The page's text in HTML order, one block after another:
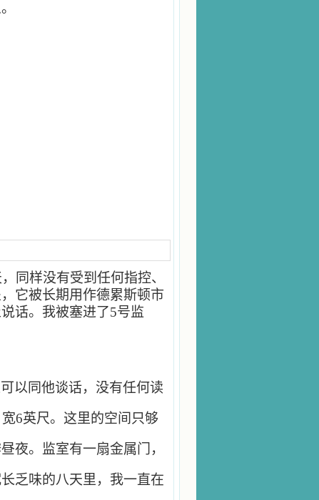
同样没有受到任何指控、
它被长期用作德累斯顿市
话。我被塞进了5号监
以同他谈话，没有任何读
6英尺。这里的空间只够
夜。监室有一扇金属门，
乏味的八天里，我一直在